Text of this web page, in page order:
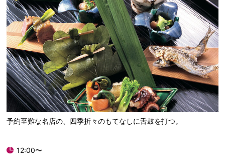
予約至難な名店の、四季折々のもてなしに舌鼓を打つ。
12:00〜